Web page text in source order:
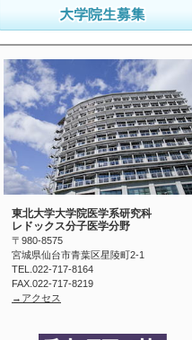
東北大学大学院医学系研究科
レドックス分子医学分野
〒980-8575
宮城県仙台市青葉区星陵町2-1
TEL.022-717-8164
FAX.022-717-8219
→アクセス